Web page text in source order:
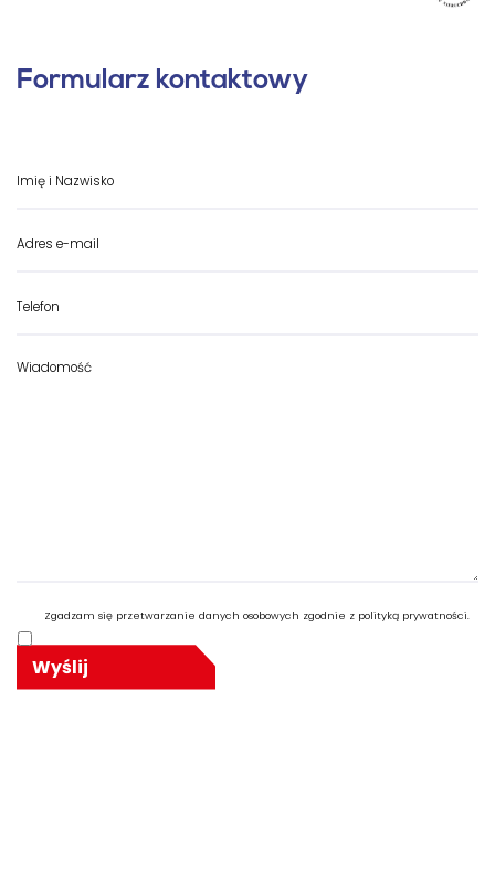
Formularz kontaktowy
Zgadzam się przetwarzanie danych osobowych zgodnie z polityką prywatności.